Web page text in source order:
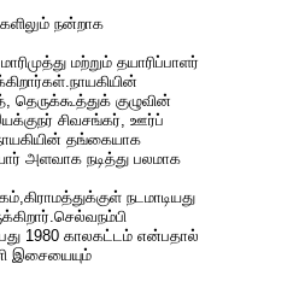
நன்றாக
மற்றும் தயாரிப்பாளர்
தெருக்கூத்துக் குழுவின்
சிவசங்கர், ஊர்ப்
நாயகியின் தங்கையாக
அளவாக நடித்து பலமாக
நடமாடியது
1980 காலகட்டம் என்பதால்
இசையையும்